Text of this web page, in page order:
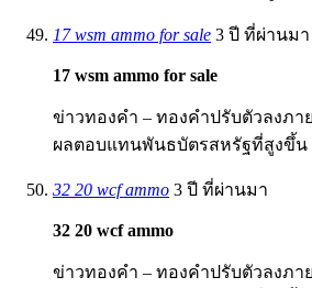
17 wsm ammo for sale 3 ปี ที่ผ่านมา
17 wsm ammo for sale
ข่าวทองคำ – ทองคำปรับตัวลงภา
ผลตอบแทนพันธบัตรสหรัฐที่สูงขึ้น
32 20 wcf ammo 3 ปี ที่ผ่านมา
32 20 wcf ammo
ข่าวทองคำ – ทองคำปรับตัวลงภา